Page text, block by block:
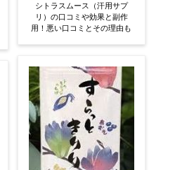
シトラスムース（汗用サプ
リ）の口コミや効果と副作
用！悪い口コミとその理由も